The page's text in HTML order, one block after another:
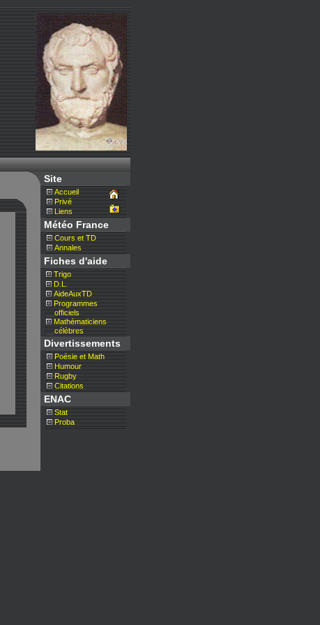
Site
Accueil
Privé
Liens
Météo France
Cours et TD
Annales
Fiches d'aide
Trigo
D.L.
AideAuxTD
Programmes
__officiels
Mathématiciens
__célèbres
Divertissements
Poésie et Math
Humour
Rugby
Citations
ENAC
Stat
Proba